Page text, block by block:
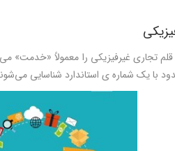
تجاری غیرفیزیکی را معمولاً «خدمت»
با یک شماره ­ی استاندارد شناسایی